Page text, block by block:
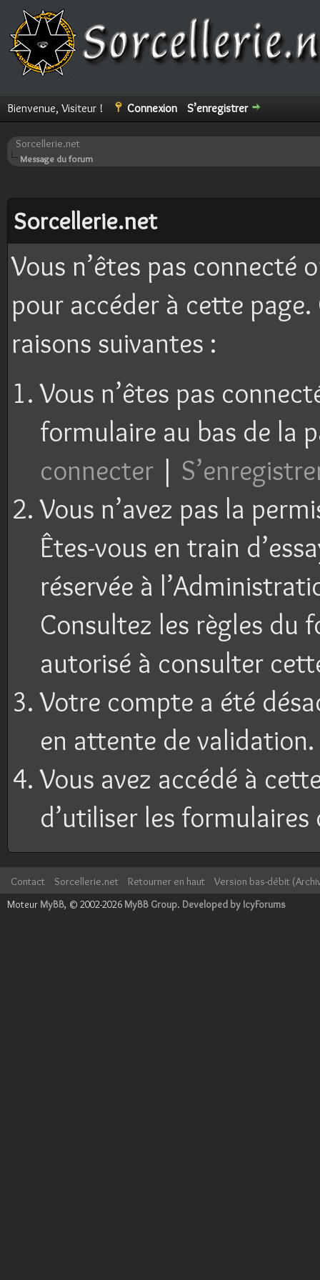
Bienvenue, Visiteur ! Connexion S’enregistrer
Sorcellerie.net
Message du forum
Sorcellerie.net
Vous n’êtes pas connecté
pour accéder à cette
raisons suivantes :
Vous n’êtes pas
formulaire au bas de la
connecter |
Vous n’avez pas la
Êtes-vous en train
réservée à
Consultez les règles du
autorisé à consulter
Votre compte a été
en attente de validation.
Vous avez accédé à
d’utiliser les
Contact Sorcellerie.net Retourner en haut
Version bas-débit
Moteur MyBB, © 2002-2026 MyBB Group. Developed by IcyForums